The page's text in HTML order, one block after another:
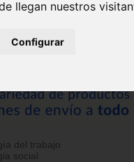
llegan nuestros
Configurar
del trabajo
social